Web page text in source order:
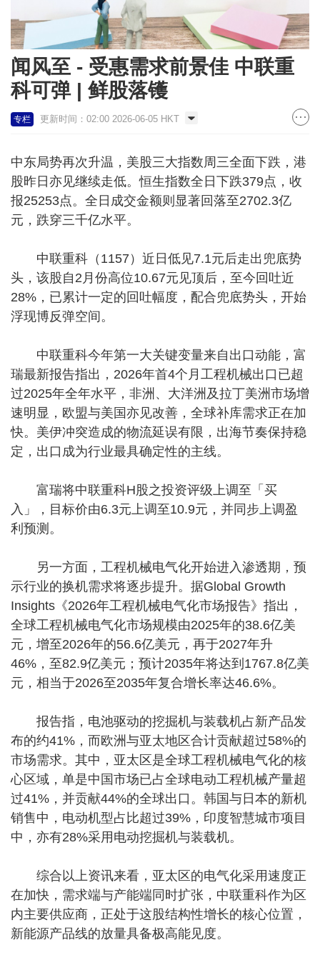
闻风至 - 受惠需求前景佳 中联重
科可弹 | 鲜股落镬
专栏 更新时间：02:00 2026-06-05 HKT
中东局势再次升温，美股三大指数周三全面下跌，港
股昨日亦见继续走低。恒生指数全日下跌379点，收
报25253点。全日成交金额则显著回落至2702.3亿
元，跌穿三千亿水平。
中联重科（1157）近日低见7.1元后走出兜底势
头，该股自2月份高位10.67元见顶后，至今回吐近
28%，已累计一定的回吐幅度，配合兜底势头，开始
浮现博反弹空间。
中联重科今年第一大关键变量来自出口动能，富
瑞最新报告指出，2026年首4个月工程机械出口已超
过2025年全年水平，非洲、大洋洲及拉丁美洲市场增
速明显，欧盟与美国亦见改善，全球补库需求正在加
快。美伊冲突造成的物流延误有限，出海节奏保持稳
定，出口成为行业最具确定性的主线。
富瑞将中联重科H股之投资评级上调至「买
入」，目标价由6.3元上调至10.9元，并同步上调盈
利预测。
另一方面，工程机械电气化开始进入渗透期，预
示行业的换机需求将逐步提升。据Global Growth
Insights《2026年工程机械电气化市场报告》指出，
全球工程机械电气化市场规模由2025年的38.6亿美
元，增至2026年的56.6亿美元，再于2027年升
46%，至82.9亿美元；预计2035年将达到1767.8亿美
元，相当于2026至2035年复合增长率达46.6%。
报告指，电池驱动的挖掘机与装载机占新产品发
布的约41%，而欧洲与亚太地区合计贡献超过58%的
市场需求。其中，亚太区是全球工程机械电气化的核
心区域，单是中国市场已占全球电动工程机械产量超
过41%，并贡献44%的全球出口。韩国与日本的新机
销售中，电动机型占比超过39%，印度智慧城市项目
中，亦有28%采用电动挖掘机与装载机。
综合以上资讯来看，亚太区的电气化采用速度正
在加快，需求端与产能端同时扩张，中联重科作为区
内主要供应商，正处于这股结构性增长的核心位置，
新能源产品线的放量具备极高能见度。